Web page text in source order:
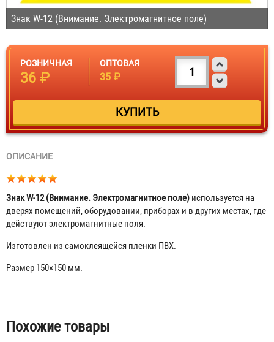
Знак W-12 (Внимание. Электромагнитное поле)
РОЗНИЧНАЯ
36 ₽
ОПТОВАЯ
35 ₽
ОПИСАНИЕ
Знак W-12 (Внимание. Электромагнитное поле) используется на
дверях помещений, оборудовании, приборах и в других местах, где
действуют электромагнитные поля.
Изготовлен из самоклеящейся пленки ПВХ.
Размер 150×150 мм.
Табы
Похожие товары
Знак W-01 (Пожароопасно. Легковоспламеняющиеся